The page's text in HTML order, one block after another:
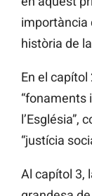
importància
història de
En el
“fonaments
l’Església”,
“justícia
Al capítol 3,